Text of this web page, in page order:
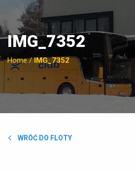
OPINIE
KONTAKT
IMG_7352
Home/IMG_7352
WRÓĆ DO FLOTY